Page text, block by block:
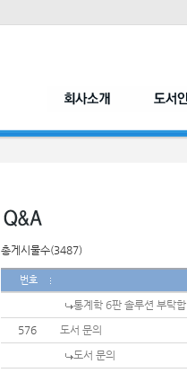
총게시물수(3487)
번호
통계학 6판 솔루션 부탁
576
도서 문의
도서 문의